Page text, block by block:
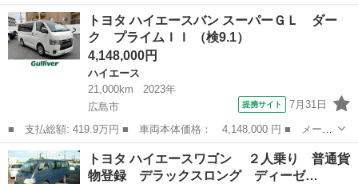
名： トヨタ ■ 車種名： ハイエースバン ■ グレード名： スー
パーＧＬ ダークプライムＩＩ ワンオーナー 衝突被害軽減システ
ム 全方位...
広島 広島市 ハイエース
トヨタ ハイエースバン スーパーＧＬ ダー
ク プライムＩＩ （検9.1）
4,148,000円
ハイエース
21,000km
2023年
広島市
提携サイト 7月31日
■ 支払総額: 419.9万円 ■ 車両本体価格： 4,148,000 円 ■ メーカ
ー名： トヨタ ■ 車種名： ハイエースバン ■ グレード名： ス
ーパーＧＬ ダーク プライムＩＩ ■ 排気量： 2800cc ■ ドア...
広島 広島市 ハイエース
トヨタ ハイエースワゴン ２人乗り 普通貨
物登録 デラックスロング ディーゼ…